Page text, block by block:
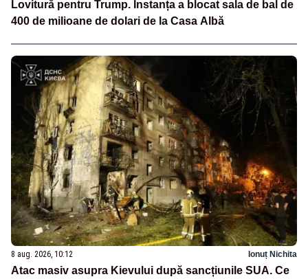
Lovitură pentru Trump. Instanța a blocat sala de bal de
400 de milioane de dolari de la Casa Albă
8 aug. 2026, 10:12 Ionuț Nichita
Atac masiv asupra Kievului după sancțiunile SUA. Ce